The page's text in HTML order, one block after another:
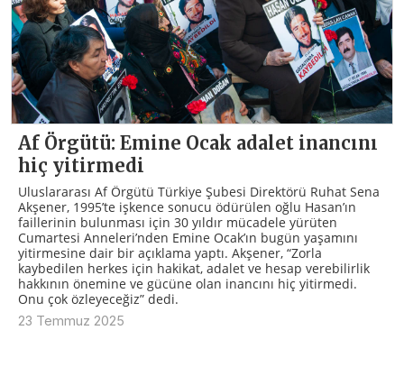
Af Örgütü: Emine Ocak adalet inancını
hiç yitirmedi
Uluslararası Af Örgütü Türkiye Şubesi Direktörü Ruhat Sena
Akşener, 1995’te işkence sonucu ödürülen oğlu Hasan’ın
faillerinin bulunması için 30 yıldır mücadele yürüten
Cumartesi Anneleri’nden Emine Ocak’ın bugün yaşamını
yitirmesine dair bir açıklama yaptı. Akşener, “Zorla
kaybedilen herkes için hakikat, adalet ve hesap verebilirlik
hakkının önemine ve gücüne olan inancını hiç yitirmedi.
Onu çok özleyeceğiz” dedi.
23 Temmuz 2025